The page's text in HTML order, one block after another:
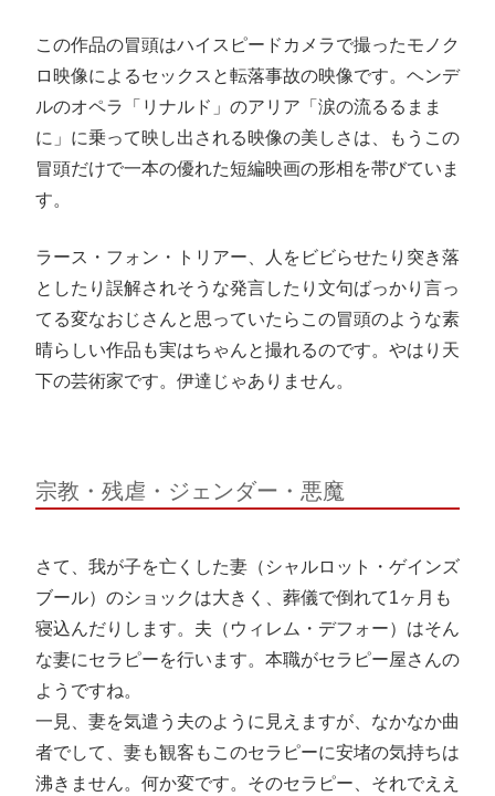
この作品の冒頭はハイスピードカメラで撮ったモノク
ロ映像によるセックスと転落事故の映像です。ヘンデ
ルのオペラ「リナルド」のアリア「涙の流るるまま
に」に乗って映し出される映像の美しさは、もうこの
冒頭だけで一本の優れた短編映画の形相を帯びていま
す。
ラース・フォン・トリアー、人をビビらせたり突き落
としたり誤解されそうな発言したり文句ばっかり言っ
てる変なおじさんと思っていたらこの冒頭のような素
晴らしい作品も実はちゃんと撮れるのです。やはり天
下の芸術家です。伊達じゃありません。
宗教・残虐・ジェンダー・悪魔
さて、我が子を亡くした妻（シャルロット・ゲインズ
ブール）のショックは大きく、葬儀で倒れて1ヶ月も
寝込んだりします。夫（ウィレム・デフォー）はそん
な妻にセラピーを行います。本職がセラピー屋さんの
ようですね。
一見、妻を気遣う夫のように見えますが、なかなか曲
者でして、妻も観客もこのセラピーに安堵の気持ちは
沸きません。何か変です。そのセラピー、それでええ